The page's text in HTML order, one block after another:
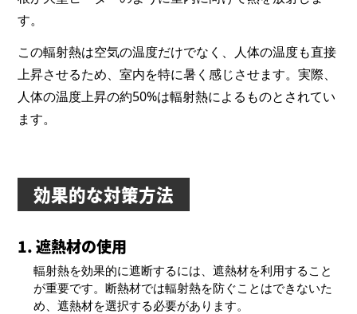
す。
この輻射熱は空気の温度だけでなく、人体の温度も直接
上昇させるため、室内を特に暑く感じさせます。実際、
人体の温度上昇の約50%は輻射熱によるものとされてい
ます。
効果的な対策方法
1. 遮熱材の使用
輻射熱を効果的に遮断するには、遮熱材を利用すること
が重要です。断熱材では輻射熱を防ぐことはできないた
め、遮熱材を選択する必要があります。